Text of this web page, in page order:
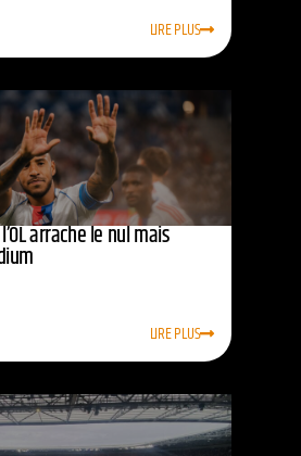
LIRE PLUS
l’OL arrache le nul mais
LIRE PLUS